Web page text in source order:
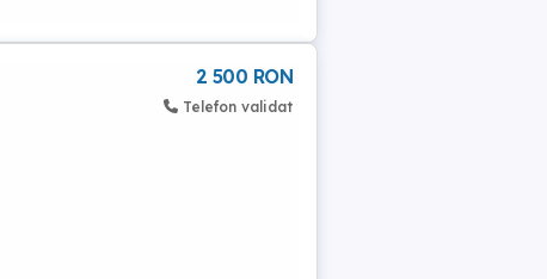
2 500 RON
Telefon validat